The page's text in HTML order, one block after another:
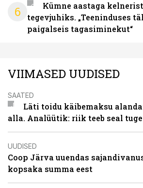
6
Kümne aastaga
tegevjuhiks. „Teeninduses
paigalseis tagasiminekut“
VIIMASED UUDISED
SAATED
Läti toidu käibemaksu
alla. Analüütik: riik teeb seal
UUDISED
Coop Järva uuendas
kopsaka summa eest